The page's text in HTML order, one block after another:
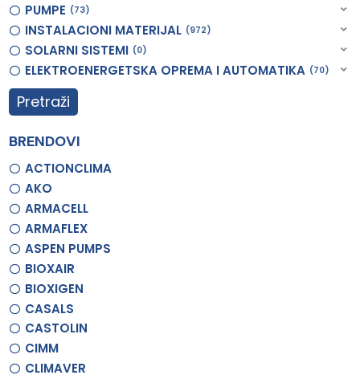
PUMPE 73
INSTALACIONI MATERIJAL 972
SOLARNI SISTEMI 0
ELEKTROENERGETSKA OPREMA I AUTOMATIKA 70
Pretraži
BRENDOVI
ACTIONCLIMA
AKO
ARMACELL
ARMAFLEX
ASPEN PUMPS
BIOXAIR
BIOXIGEN
CASALS
CASTOLIN
CIMM
CLIMAVER